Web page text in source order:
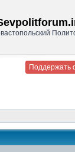
Поддержать